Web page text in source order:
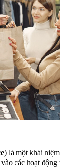
) là một khái
các hoạt động